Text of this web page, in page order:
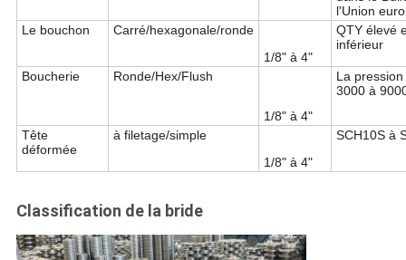
l'Union
Le bouchon
Carré/hexagonale/ronde
1/8" à 4"
QTY élevé
inférieur
Boucherie Ronde/Hex/Flush
1/8" à 4"
La
3000 à
Tête
déformée
à filetage/simple
1/8" à 4"
SCH10S à
Classification de la bride